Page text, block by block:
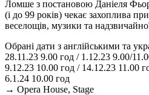
Ломше з постановою Даніеля
(і до 99 років) чекає захоплива
веселощів, музики та
Обрані дати з англійськими та
28.11.23 9.00 год / 1.12.23 9.00/
9.12.23 10.00 год / 14.12.23 11.00
6.1.24 10.00 год
→ Opera House, Stage